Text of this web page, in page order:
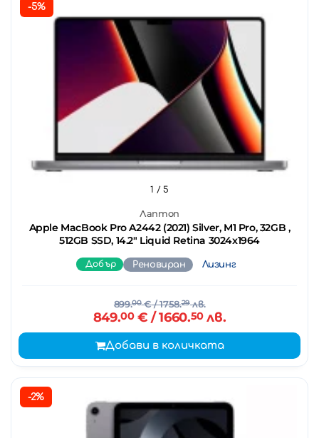
-5%
Лаптоп
Apple MacBook Pro A2442 (2021) Silver, M1 Pro, 32GB ,
512GB SSD, 14.2" Liquid Retina 3024x1964
1 / 5
Добър Реновиран Лизинг
899.00€/ 1758.29лв.
849.00€ / 1660.50лв.
Добави в количката
-2%